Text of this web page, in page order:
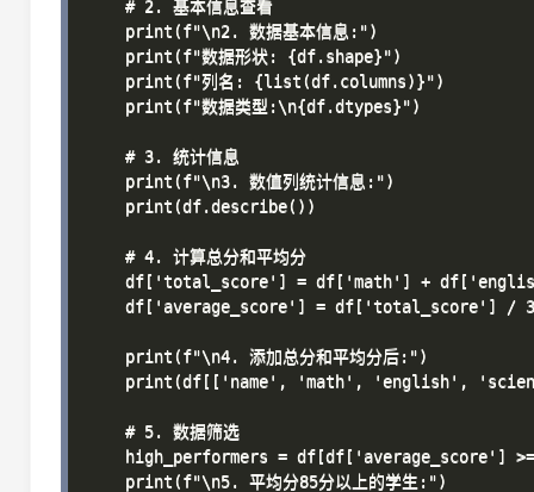
    # 2. 基本信息查看
    print(f"\n2. 数据基本信息:")
    print(f"数据形状: {df.shape}")
    print(f"列名: {list(df.columns)}")
    print(f"数据类型:\n{df.dtypes}")
    # 3. 统计信息
    print(f"\n3. 数值列统计信息:")
    print(df.describe())
    # 4. 计算总分和平均分
df['total_score'] = df['math'] +
    df['average_score'] = df['total_score'] / 3
    print(f"\n4. 添加总分和平均分后:")
print(df[['name', 'math', 'english',
    # 5. 数据筛选
high_performers = df[df['average_score']
    print(f"\n5. 平均分85分以上的学生:")